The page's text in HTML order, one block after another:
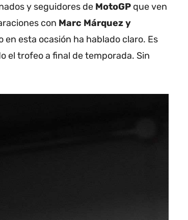
y seguidores de MotoGP que ven
con Marc Márquez y
esta ocasión ha hablado claro. Es
el trofeo a final de temporada. Sin